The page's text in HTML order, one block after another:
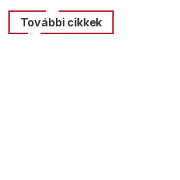
További cikkek